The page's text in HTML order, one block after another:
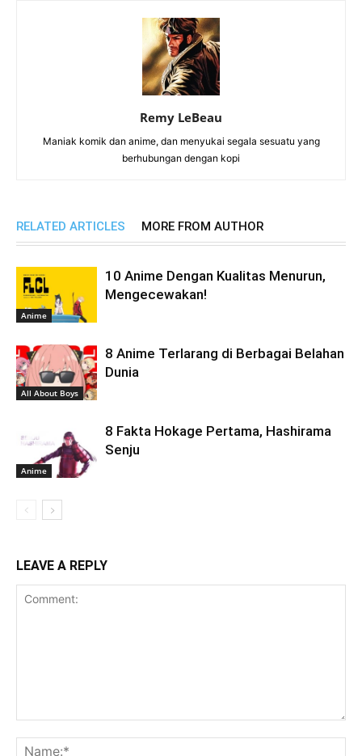
Remy LeBeau
Maniak komik dan anime, dan menyukai segala sesuatu yang
berhubungan dengan kopi
RELATED ARTICLES MORE FROM AUTHOR
Anime
10 Anime Dengan Kualitas Menurun,
Mengecewakan!
All About Boys
8 Anime Terlarang di Berbagai Belahan
Dunia
Anime
8 Fakta Hokage Pertama, Hashirama
Senju
LEAVE A REPLY